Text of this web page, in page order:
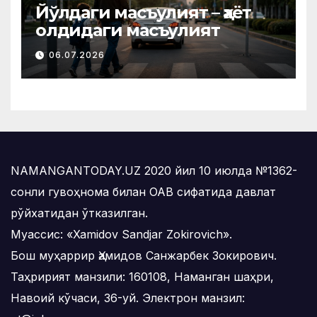
Йўлдаги масъулият – ҳаёт
олдидаги масъулият
06.07.2026
NAMANGANTODAY.UZ 2020 йил 10 июлда №1362-
сонли гувоҳнома билан ОАВ сифатида давлат
рўйхатидан ўтказилган.
Муассис: «Xamidov Sandjar Zokirovich».
Бош муҳаррир Ҳамидов Санжарбек Зокирович.
Таҳририят манзили: 160108, Наманган шаҳри,
Навоий кўчаси, 36-уй. Электрон манзил: